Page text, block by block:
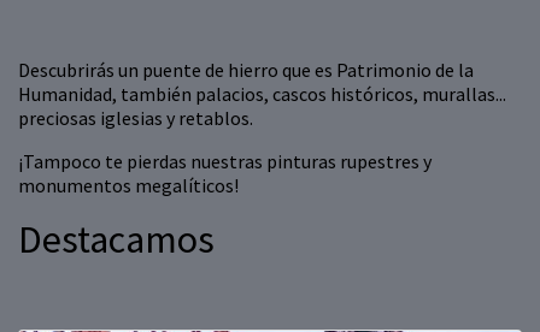
Descubrirás un puente de hierro que es Patrimonio de la
Humanidad, también palacios, cascos históricos, murallas...
preciosas iglesias y retablos.
¡Tampoco te pierdas nuestras pinturas rupestres y
monumentos megalíticos!
Destacamos